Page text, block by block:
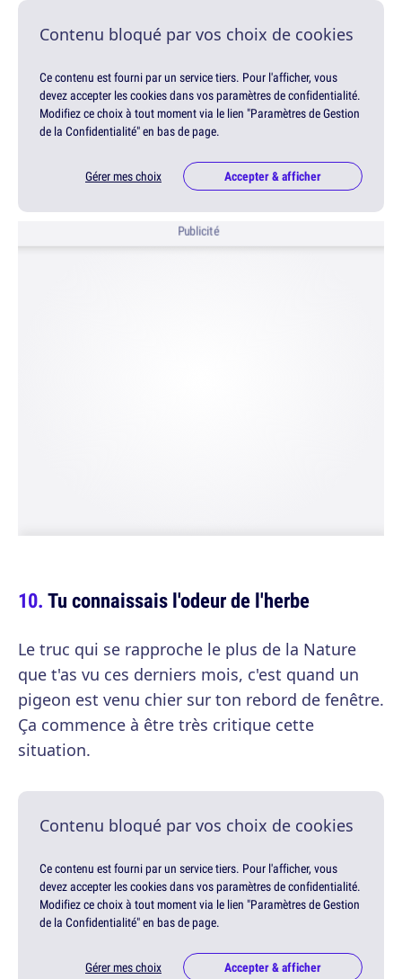
Contenu bloqué par vos choix de cookies
Ce contenu est fourni par un service tiers. Pour l'afficher, vous
devez accepter les cookies dans vos paramètres de confidentialité.
Modifiez ce choix à tout moment via le lien "Paramètres de Gestion
de la Confidentialité" en bas de page.
Gérer mes choix Accepter & afficher
Publicité
Tu connaissais l'odeur de l'herbe
Le truc qui se rapproche le plus de la Nature
que t'as vu ces derniers mois, c'est quand un
pigeon est venu chier sur ton rebord de fenêtre.
Ça commence à être très critique cette
situation.
Contenu bloqué par vos choix de cookies
Ce contenu est fourni par un service tiers. Pour l'afficher, vous
devez accepter les cookies dans vos paramètres de confidentialité.
Modifiez ce choix à tout moment via le lien "Paramètres de Gestion
de la Confidentialité" en bas de page.
Gérer mes choix Accepter & afficher